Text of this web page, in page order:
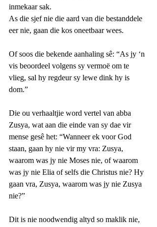
inmekaar sak.
As die sjef nie die aard van die bestanddele
eer nie, gaan die kos oneetbaar wees.
Of soos die bekende aanhaling sê: “As jy ‘n
vis beoordeel volgens sy vermoë om te
vlieg, sal hy regdeur sy lewe dink hy is
dom.”
Die ou verhaaltjie word vertel van abba
Zusya, wat aan die einde van sy dae vir
mense gesê het: “Wanneer ek voor God
staan, gaan hy nie vir my vra: Zusya,
waarom was jy nie Moses nie, of waarom
was jy nie Elia of selfs die Christus nie? Hy
gaan vra, Zusya, waarom was jy nie Zusya
nie?”
Dit is nie noodwendig altyd so maklik nie,